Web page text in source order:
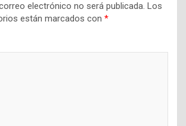
electrónico no será publicada. Los
están marcados con *